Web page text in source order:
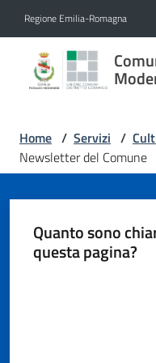
Regione Emilia-Romagna
Comune
di
Amministrazione
Servizi
Home / Servizi /
Newsletter del Comune
Quanto sono
questa pagina?